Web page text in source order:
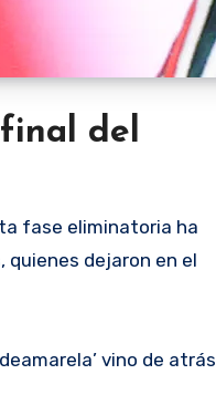
final del
fase eliminatoria ha
, quienes dejaron en el
vino de atrás